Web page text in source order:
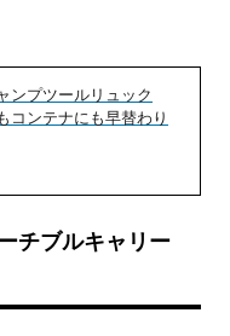
ンプツールリュック
ンテナにも早替わり
チブルキャリー